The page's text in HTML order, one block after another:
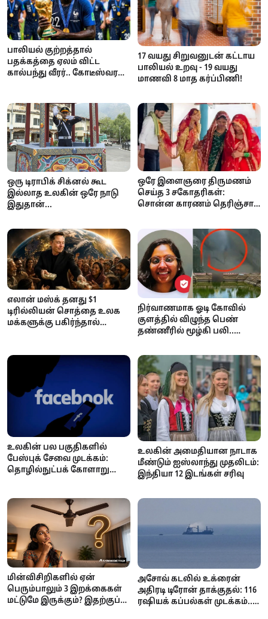
பாலியல் குற்றத்தால்
பதக்கத்தை ஏலம் விட்ட
கால்பந்து வீரர்.. கோடீஸ்வரன்
17 வயது சிறுவனுடன் கட்டாய
பாலியல் உறவு - 19 வயது
மாணவி 8 மாத கர்ப்பிணி!
ஒரு டிராபிக் சிக்னல் கூட
இல்லாத உலகின் ஒரே நாடு
இதுதான்...
ஒரே இளைஞரை திருமணம்
செய்த 3 சகோதரிகள்:
சொன்ன காரணம் தெரிஞ்சா
எலான் மஸ்க் தனது $1
டிரில்லியன் சொத்தை உலக
மக்களுக்கு பகிர்ந்தால்
வைக்கும் கணக்குகள்!
நிர்வாணமாக ஓடி கோவில்
குளத்தில் விழுந்த பெண்
தண்ணீரில் மூழ்கி பலி..
உலகின் பல பகுதிகளில்
பேஸ்புக் சேவை முடக்கம்:
தொழில்நுட்பக் கோளாறு
உலகின் அமைதியான நாடாக
மீண்டும் ஐஸ்லாந்து முதலிடம்:
இந்தியா 12 இடங்கள் சரிவு
மின்விசிறிகளில் ஏன்
பெரும்பாலும் 3 இறக்கைகள்
மட்டுமே இருக்கும்? இதற்குப்
அசோவ் கடலில் உக்ரைன்
அதிரடி டிரோன் தாக்குதல்: 116
ரஷியக் கப்பல்கள் முடக்கம்..